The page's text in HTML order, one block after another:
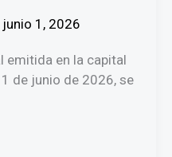
junio 1, 2026
emitida en la capital
de junio de 2026, se